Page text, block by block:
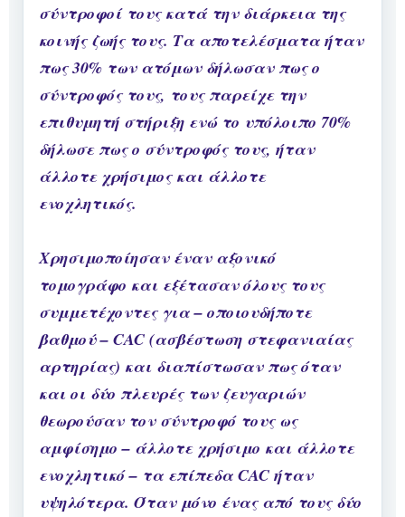
σύντροφοί τους κατά την διάρκεια της
κοινής ζωής τους. Τα αποτελέσματα ήταν
πως 30% των ατόμων δήλωσαν πως ο
σύντροφός τους, τους παρείχε την
επιθυμητή στήριξη ενώ το υπόλοιπο 70%
δήλωσε πως ο σύντροφός τους, ήταν
άλλοτε χρήσιμος και άλλοτε
ενοχλητικός.
Χρησιμοποίησαν έναν αξονικό
τομογράφο και εξέτασαν όλους τους
συμμετέχοντες για – οποιουδήποτε
βαθμού – CAC (ασβέστωση στεφανιαίας
αρτηρίας) και διαπίστωσαν πως όταν
και οι δύο πλευρές των ζευγαριών
θεωρούσαν τον σύντροφό τους ως
αμφίσημο – άλλοτε χρήσιμο και άλλοτε
ενοχλητικό – τα επίπεδα CAC ήταν
υψηλότερα. Όταν μόνο ένας από τους δύο